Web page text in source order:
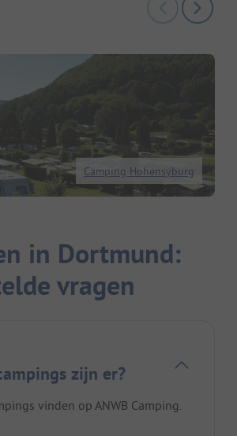
Camping Hohensyburg
in Dortmund:
vragen
zijn er?
vinden op ANWB Camping.